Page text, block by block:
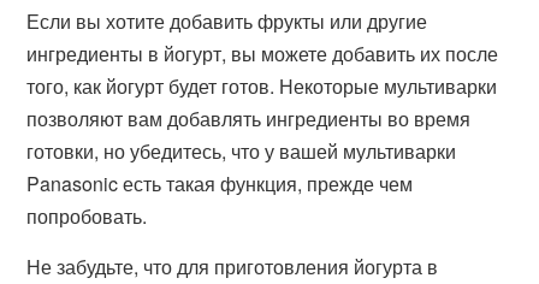
Если вы хотите добавить фрукты или другие
ингредиенты в йогурт, вы можете добавить их после
того, как йогурт будет готов. Некоторые мультиварки
позволяют вам добавлять ингредиенты во время
готовки, но убедитесь, что у вашей мультиварки
Panasonic есть такая функция, прежде чем
попробовать.
Не забудьте, что для приготовления йогурта в